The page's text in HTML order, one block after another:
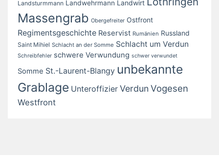
Landsturmmann Landwehrmann Landwirt
Massengrab Obergefreiter Ostfront
Regimentsgeschichte Reservist Rumänien Russland
Saint Mihiel Schlacht an der Somme Schlacht um Verdun
Schreibfehler schwere Verwundung schwer verwundet
Somme St.-Laurent-Blangy unbekannte
Grablage Unteroffizier Verdun Vogesen
Westfront